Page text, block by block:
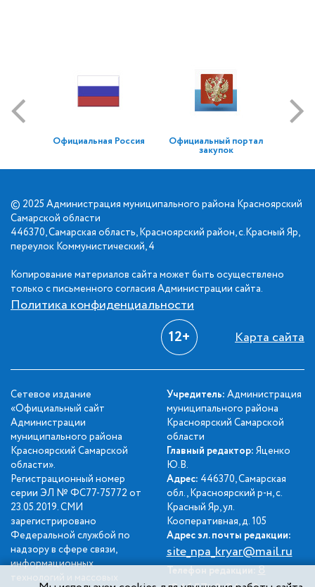
Официальная Россия Официальный портал
закупок
© 2025 Администрация муниципального района Красноярский
Самарской области
446370, Самарская область, Красноярский район, с.Красный Яр,
переулок Коммунистический, 4
Копирование материалов сайта может быть осуществлено
только с письменного согласия Администрации сайта.
Политика конфиденциальности
12+ Карта сайта
Сетевое издание
«Официальный сайт
Администрации
муниципального района
Красноярский Самарской
области».
Регистрационный номер
серии ЭЛ № ФС77-75772 от
23.05.2019. СМИ
зарегистрировано
Федеральной службой по
надзору в сфере связи,
информационных
технологий и массовых
Учредитель: Администрация
муниципального района
Красноярский Самарской
области
Главный редактор: Яценко
Ю.В.
Адрес: 446370, Самарская
обл., Красноярский р-н, с.
Красный Яр, ул.
Кооперативная, д. 105
Адрес эл. почты редакции:
site_npa_kryar@mail.ru
Телефон редакции: 8